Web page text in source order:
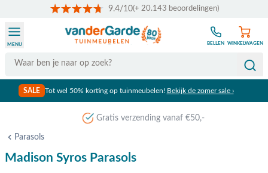
9.4/10(+ 20.143 beoordelingen)
Search
MENU BELLEN WINKELWAGEN
SALE Tot wel 50% korting op tuinmeubelen! Bekijk de zomer sale ›
Gratis verzending vanaf €50,-
Parasols
Madison Syros Parasols